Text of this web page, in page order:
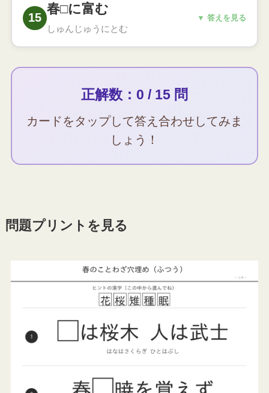
いことが来るというたとえ
15
春□に富む
しゅんじゅうにとむ
▼ 答えを見る
こたえ
春秋に富む
○
正解数：0 / 15 問
カードをタップして答え合わせしてみま
しょう！
問題プリントを見る